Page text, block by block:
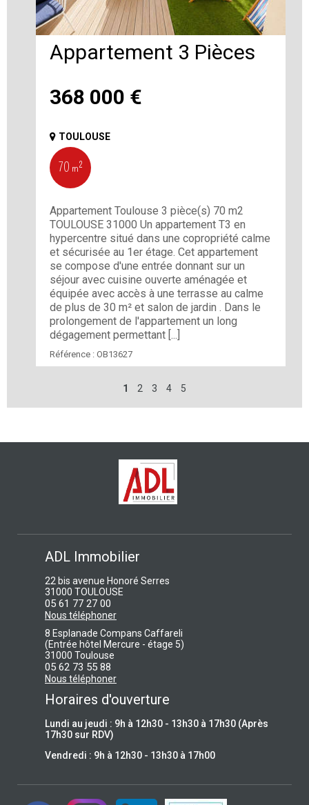
368 000 €
Appartement 3 Pièces
TOULOUSE
70 m²
Appartement Toulouse 3 pièce(s) 70 m2
TOULOUSE 31000 Un appartement T3 en
hypercentre situé dans une copropriété calme
et sécurisée au 1er étage. Cet appartement
se compose d'une entrée donnant sur un
séjour avec cuisine ouverte aménagée et
équipée avec accès à une terrasse au calme
de plus de 30 m² et salon de jardin . Dans le
prolongement de l'appartement un long
dégagement permettant [...]
Référence : OB13627
1 2 3 4 5
ADL Immobilier
22 bis avenue Honoré Serres
31000 TOULOUSE
05 61 77 27 00
Nous téléphoner
8 Esplanade Compans Caffareli
(Entrée hôtel Mercure - étage 5)
31000 Toulouse
05 62 73 55 88
Nous téléphoner
Horaires d'ouverture
Lundi au jeudi : 9h à 12h30 - 13h30 à 17h30 (Après
17h30 sur RDV)
Vendredi : 9h à 12h30 - 13h30 à 17h00